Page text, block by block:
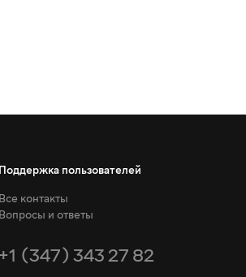
Поддержка пользователей
Все контакты
Вопросы и ответы
+1 (347) 343 27 82